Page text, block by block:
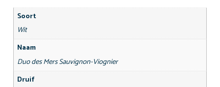
Soort
Wit
Naam
Duo des Mers Sauvignon-Viognier
Druif